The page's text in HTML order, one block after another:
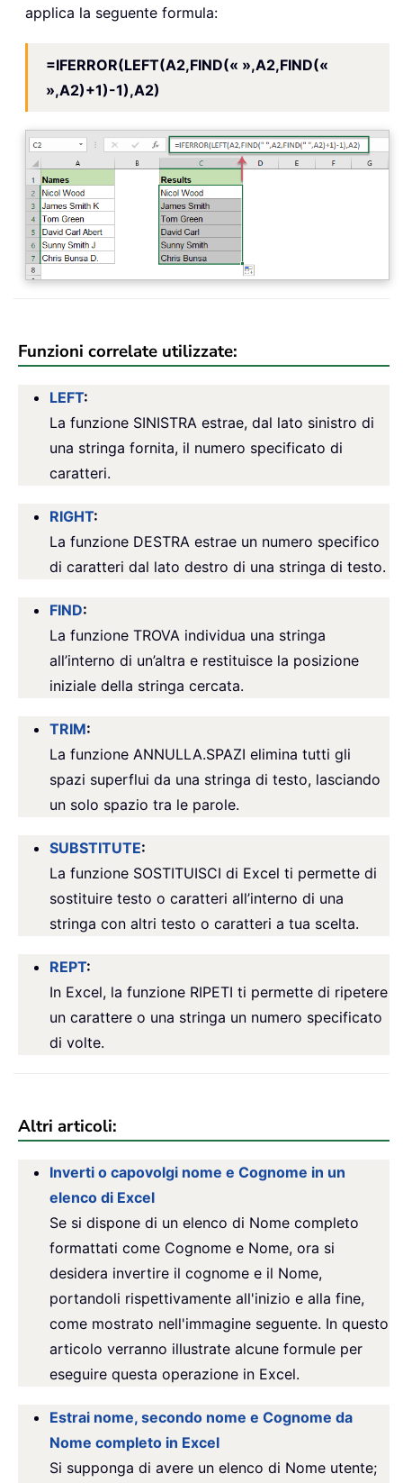
applica la seguente formula:
=IFERROR(LEFT(A2,FIND(« »,A2,FIND(«
»,A2)+1)-1),A2)
Funzioni correlate utilizzate:
LEFT:
La funzione SINISTRA estrae, dal lato sinistro di
una stringa fornita, il numero specificato di
caratteri.
RIGHT:
La funzione DESTRA estrae un numero specifico
di caratteri dal lato destro di una stringa di testo.
FIND:
La funzione TROVA individua una stringa
all’interno di un’altra e restituisce la posizione
iniziale della stringa cercata.
TRIM:
La funzione ANNULLA.SPAZI elimina tutti gli
spazi superflui da una stringa di testo, lasciando
un solo spazio tra le parole.
SUBSTITUTE:
La funzione SOSTITUISCI di Excel ti permette di
sostituire testo o caratteri all’interno di una
stringa con altri testo o caratteri a tua scelta.
REPT:
In Excel, la funzione RIPETI ti permette di ripetere
un carattere o una stringa un numero specificato
di volte.
Altri articoli:
Inverti o capovolgi nome e Cognome in un
elenco di Excel
Se si dispone di un elenco di Nome completo
formattati come Cognome e Nome, ora si
desidera invertire il cognome e il Nome,
portandoli rispettivamente all'inizio e alla fine,
come mostrato nell'immagine seguente. In questo
articolo verranno illustrate alcune formule per
eseguire questa operazione in Excel.
Estrai nome, secondo nome e Cognome da
Nome completo in Excel
Si supponga di avere un elenco di Nome utente;